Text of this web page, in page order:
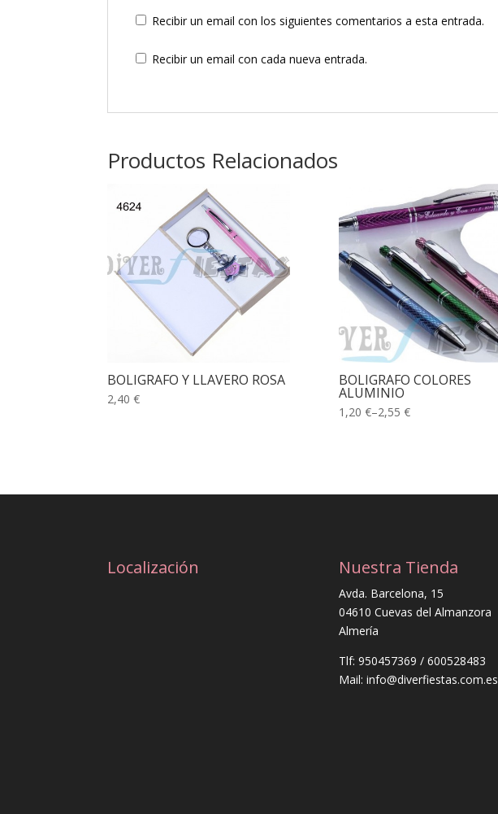
Recibir un email con los siguientes comentarios a esta entrada.
Recibir un email con cada nueva entrada.
Productos Relacionados
BOLIGRAFO Y LLAVERO ROSA
2,40 €
BOLIGRAFO COLORES
ALUMINIO
1,20 €–2,55 €
Localización Nuestra Tienda
Avda. Barcelona, 15
04610 Cuevas del Almanzora
Almería
Tlf: 950457369 / 600528483
Mail: info@diverfiestas.com.es